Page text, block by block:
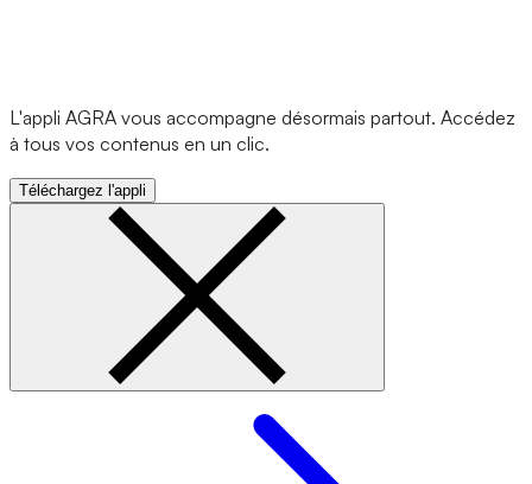
L'appli AGRA vous accompagne désormais partout. Accédez
à tous vos contenus en un clic.
Téléchargez l'appli